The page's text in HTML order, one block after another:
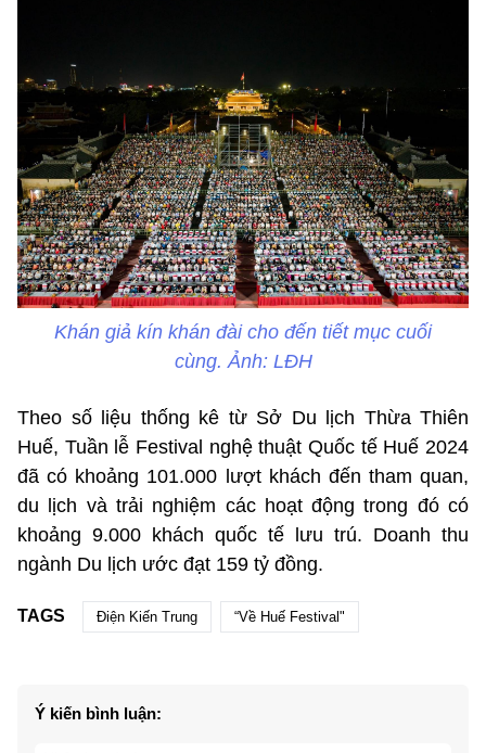
Khán giả kín khán đài cho đến tiết mục cuối
cùng. Ảnh: LĐH
Theo số liệu thống kê từ Sở Du lịch Thừa Thiên
Huế, Tuần lễ Festival nghệ thuật Quốc tế Huế 2024
đã có khoảng 101.000 lượt khách đến tham quan,
du lịch và trải nghiệm các hoạt động trong đó có
khoảng 9.000 khách quốc tế lưu trú. Doanh thu
ngành Du lịch ước đạt 159 tỷ đồng.
TAGS Điện Kiến Trung “Về Huế Festival"
Ý kiến bình luận: